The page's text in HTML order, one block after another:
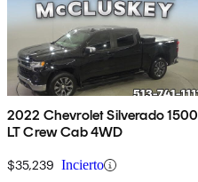
2022 Chevrolet Silverado 1500
LT Crew Cab 4WD
$35,239 Incierto